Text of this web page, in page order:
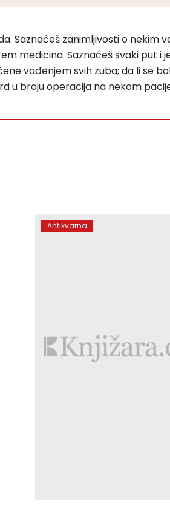
Saznaćeš zanimljivosti o nekim
medicina. Saznaćeš svaki put i
vađenjem svih zuba; da li se
u broju operacija na nekom
Antikvarna